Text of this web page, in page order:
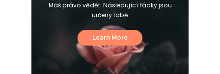
Máš právo vědět. Následující řádky jsou
určeny tobě
Learn More